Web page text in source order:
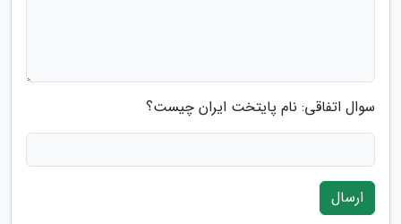
سوال اتفاقی: نام پایتخت ایران چیست؟
ارسال